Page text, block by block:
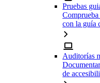
Pruebas
con la guía
Auditorías
de